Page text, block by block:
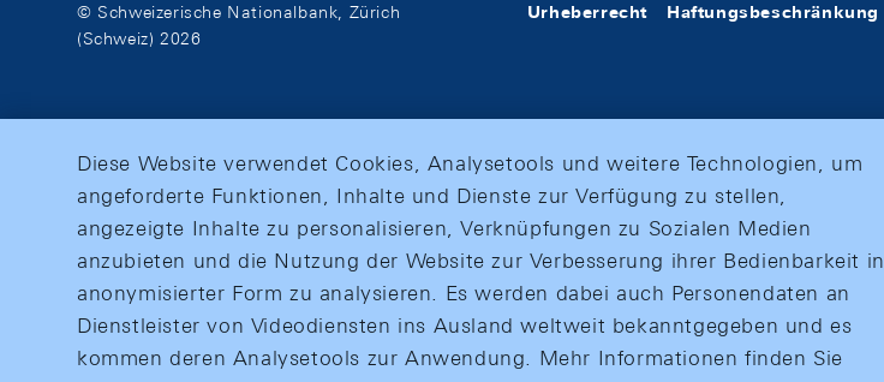
© Schweizerische Nationalbank, Zürich
(Schweiz) 2026
Urheberrecht Haftungsbeschränkung
Diese Website verwendet Cookies, Analysetools und weitere Technologien, um
angeforderte Funktionen, Inhalte und Dienste zur Verfügung zu stellen,
angezeigte Inhalte zu personalisieren, Verknüpfungen zu Sozialen Medien
anzubieten und die Nutzung der Website zur Verbesserung ihrer Bedienbarkeit in
anonymisierter Form zu analysieren. Es werden dabei auch Personendaten an
Dienstleister von Videodiensten ins Ausland weltweit bekanntgegeben und es
kommen deren Analysetools zur Anwendung. Mehr Informationen finden Sie